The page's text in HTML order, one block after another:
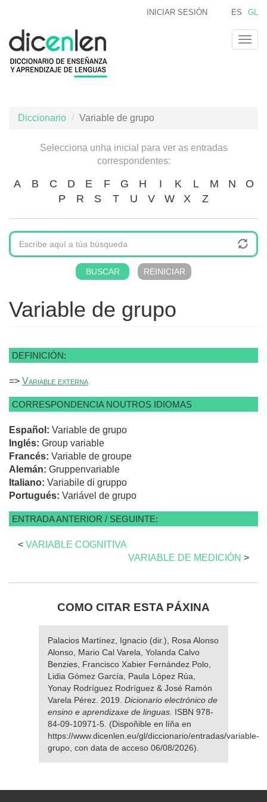
contido
principal
ES GL
INICIAR SESIÓN
Diccionario Variable de grupo
Selecciona unha inicial para ver as entradas
correspondentes:
A B C D E F G H I K L M N
O
P
R S T U V W X Z
Variable de grupo
DEFINICIÓN:
=> Variable externa
CORRESPONDENCIA NOUTROS IDIOMAS
Español: Variable de grupo
Inglés: Group variable
Francés: Variable de groupe
Alemán: Gruppenvariable
Italiano: Variabile di gruppo
Portugués: Variável de grupo
ENTRADA ANTERIOR / SEGUINTE:
< VARIABLE COGNITIVA
VARIABLE DE MEDICIÓN >
COMO CITAR ESTA PÁXINA
Palacios Martínez, Ignacio (dir.), Rosa Alonso
Alonso, Mario Cal Varela, Yolanda Calvo
Benzies, Francisco Xabier Fernández Polo,
Lidia Gómez García, Paula López Rúa,
Yonay Rodríguez Rodríguez & José Ramón
Varela Pérez. 2019. Dicionario electrónico de
ensino e aprendizaxe de linguas . ISBN 978-
84-09-10971-5. (Dispoñible en líña en
https://www.dicenlen.eu/gl/diccionario/entradas/variable-
grupo, con data de acceso 06/08/2026).